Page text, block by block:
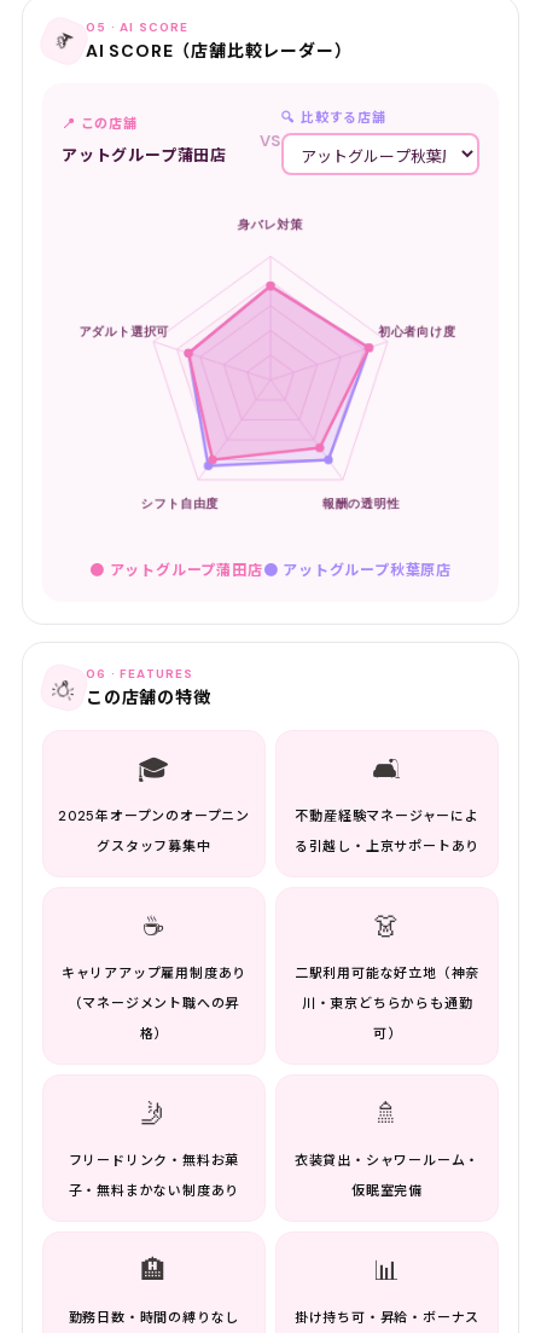
📡 05 · AI SCORE
AI SCORE（店舗比較レーダー）
📍 この店舗
アットグループ蒲田店
VS
🔍 比較する店舗
● アットグループ蒲田店● アットグループ秋葉原店
💡 06 · FEATURES
この店舗の特徴
🎓
2025年オープンのオープニン
グスタッフ募集中
🛋️
不動産経験マネージャーによ
る引越し・上京サポートあり
☕
キャリアアップ雇用制度あり
（マネージメント職への昇
格）
👗
二駅利用可能な好立地（神奈
川・東京どちらからも通勤
可）
🤳
フリードリンク・無料お菓
子・無料まかない制度あり
🚿
衣装貸出・シャワールーム・
仮眠室完備
🏨
勤務日数・時間の縛りなし
📊
掛け持ち可・昇給・ボーナス